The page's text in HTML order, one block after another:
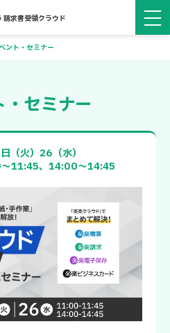
請求書受領クラウド
ント・セミナー
・セミナー
（火）26（水）
11:45、14:00～14:45